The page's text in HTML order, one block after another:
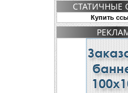
СТАТИЧНЫЕ
Купить